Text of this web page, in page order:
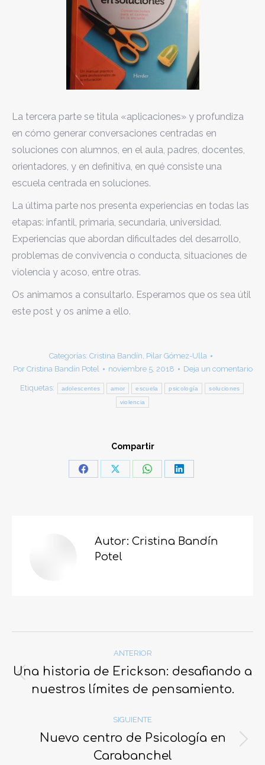
La tercera parte se titula «aplicaciones» y profundiza
en cómo generar conversaciones centradas en
soluciones con alumnos, en el aula, padres, docentes,
orientadores, y en definitiva, en qué consiste una
escuela centrada en soluciones.
La última parte nos presenta experiencias en todas las
etapas: infantil, primaria, secundaria, universidad.
Experiencias que abordan dificultades del desarrollo,
problemas de convivencia o conducta, situaciones de
violencia y acoso, entre otras.
Os animamos a consultarlo. Esperamos que os sea útil
este post y os anime a ello.
Categorías: Cristina Bandín Pilar Gómez-Ulla
Por Cristina Bandín Potel noviembre 5, 2018 Deja un comentario
Etiquetas: adolescentes amor escuela psicología soluciones
violencia
Compartir
Share
Share
Share
Share
Autor: Cristina Bandín
Potel
entre
publicaciones
ANTERIOR
anterior:
Una historia de Erickson: desafiando a
nuestros límites de pensamiento.
SIGUIENTE
siguiente:
Nuevo centro de Psicología en
Carabanchel